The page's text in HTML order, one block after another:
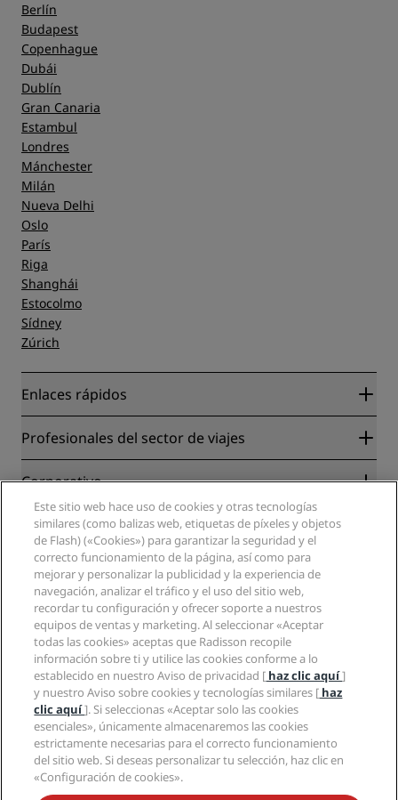
Berlín
Budapest
Copenhague
Dubái
Dublín
Gran Canaria
Estambul
Londres
Mánchester
Milán
Nueva Delhi
Oslo
París
Riga
Shanghái
Estocolmo
Sídney
Zúrich
Enlaces rápidos
Radisson Rewards
Blog
Nuevos hoteles y próximas aperturas
Aplicación de Radisson Hotels
Hoteles Sports Approved
Hoteles ideales para familias
Salud y seguridad
Profesionales del sector de viajes
Colaboradores
Corporativo
Radisson Hotel Group
Medios
Empleos en RHG
Empleos en PPHE
Empleos en EHL
The Club by RHG
Oportunidades de desarrollo
Responsabilidad social corporativa
Compras
Información legal
Centro de privacidad
Aviso legal
Términos y condiciones de Radisson Rewards
Acuerdo de uso del sitio
Accesibilidad digital
Declaración sobre la esclavitud moderna
Ayuda
Avisos al consumidor
Contacto
Preguntas frecuentes
Mapa del sitio
Redes sociales
Marcas de Radisson Hotels
Este sitio web hace uso de cookies y otras tecnologías
similares (como balizas web, etiquetas de píxeles y objetos
de Flash) («Cookies») para garantizar la seguridad y el
correcto funcionamiento de la página, así como para
mejorar y personalizar la publicidad y la experiencia de
navegación, analizar el tráfico y el uso del sitio web,
recordar tu configuración y ofrecer soporte a nuestros
equipos de ventas y marketing. Al seleccionar «Aceptar
todas las cookies» aceptas que Radisson recopile
información sobre ti y utilice las cookies conforme a lo
establecido en nuestro Aviso de privacidad [ haz clic aquí]
y nuestro Aviso sobre cookies y tecnologías similares [ haz
clic aquí]. Si seleccionas «Aceptar solo las cookies
esenciales», únicamente almacenaremos las cookies
estrictamente necesarias para el correcto funcionamiento
del sitio web. Si deseas personalizar tu selección, haz clic en
«Configuración de cookies».